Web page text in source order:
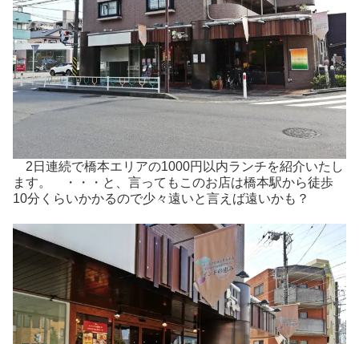
2日連続で橋本エリアの1000円以内ランチを紹介いたし
ます。 ・・・と、言ってもこのお店は橋本駅から徒歩
10分くらいかかるので少々遠いと言えば遠いかも？